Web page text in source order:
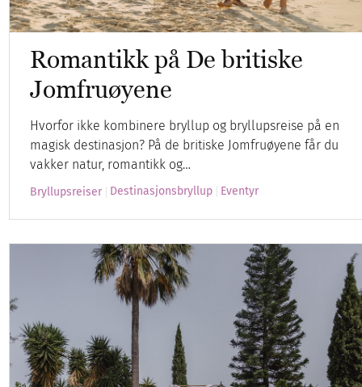
Romantikk på De britiske
Jomfruøyene
Hvorfor ikke kombinere bryllup og bryllupsreise på en
magisk destinasjon? På de britiske Jomfruøyene får du
vakker natur, romantikk og…
Bryllupsreiser Destinasjonsbryllup Eventyr